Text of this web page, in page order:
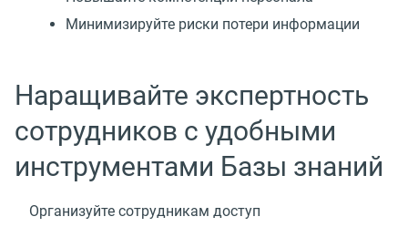
Минимизируйте риски потери информации
Наращивайте экспертность
сотрудников с удобными
инструментами Базы знаний
Организуйте сотрудникам доступ